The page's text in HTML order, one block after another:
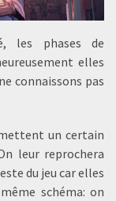
les phases de
elles
connaissons pas
un certain
leur reprochera
du jeu car elles
schéma: on